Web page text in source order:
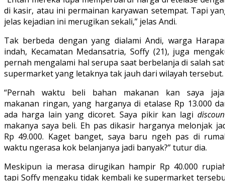
di kasir, atau ini permainan karyawan setempat. Tapi
jelas kejadian ini merugikan sekali,” jelas Andi.
Tak berbeda dengan yang dialami Andi, warga
indah, Kecamatan Medansatria, Soffy (21), juga
pernah mengalami hal serupa saat berbelanja di salah
supermarket yang letaknya tak jauh dari wilayah tersebut.
“Pernah waktu beli bahan makanan kan saya
makanan ringan, yang harganya di etalase Rp 13.000
ada harga lain yang dicoret. Saya pikir kan lagi
makanya saya beli. Eh pas dikasir harganya melonjak
Rp 49.000. Kaget banget, saya baru ngeh pas di
waktu ngerasa kok belanjanya jadi banyak?” tutur dia.
Meskipun ia merasa dirugikan hampir Rp 40.000
tapi Soffy mengaku tidak kembali ke supermarket